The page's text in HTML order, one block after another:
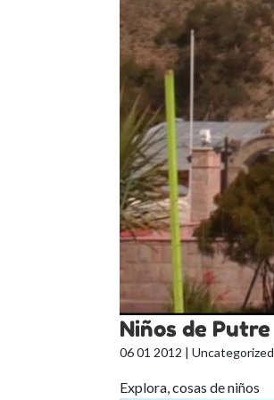
Niños de Putre
06 01 2012 | Uncategorized
Explora, cosas de niños